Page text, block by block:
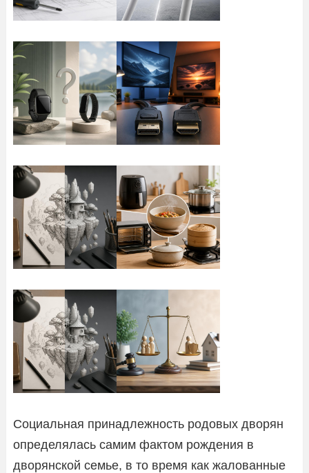
Социальная принадлежность родовых дворян
определялась самим фактом рождения в
дворянской семье, в то время как жалованные